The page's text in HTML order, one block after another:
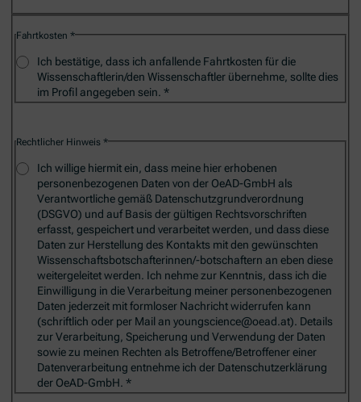
Fahrtkosten
Ich bestätige, dass ich anfallende Fahrtkosten für die
Wissenschaftlerin/den Wissenschaftler übernehme, sollte dies
im Profil angegeben sein.
Rechtlicher Hinweis
Ich willige hiermit ein, dass meine hier erhobenen
personenbezogenen Daten von der OeAD-GmbH als
Verantwortliche gemäß Datenschutzgrundverordnung
(DSGVO) und auf Basis der gültigen Rechtsvorschriften
erfasst, gespeichert und verarbeitet werden, und dass diese
Daten zur Herstellung des Kontakts mit den gewünschten
Wissenschaftsbotschafterinnen/-botschaftern an eben diese
weitergeleitet werden. Ich nehme zur Kenntnis, dass ich die
Einwilligung in die Verarbeitung meiner personenbezogenen
Daten jederzeit mit formloser Nachricht widerrufen kann
(schriftlich oder per Mail an youngscience@oead.at). Details
zur Verarbeitung, Speicherung und Verwendung der Daten
sowie zu meinen Rechten als Betroffene/Betroffener einer
Datenverarbeitung entnehme ich der Datenschutzerklärung
der OeAD-GmbH.